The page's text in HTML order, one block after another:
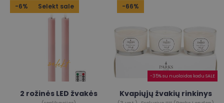
-6% Selekt sale
2 rožinės LED žvakės
-66%
-35% su nuolaidos kodu SALE
Kvapiųjų žvakių rinkinys